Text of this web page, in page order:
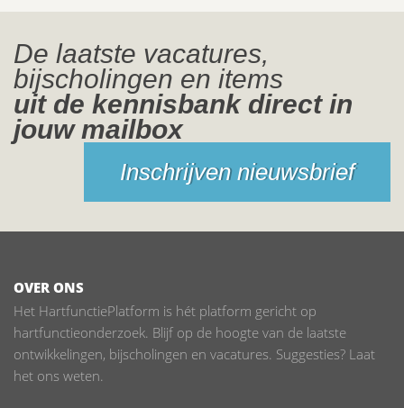
De laatste vacatures,
bijscholingen en items
uit de kennisbank direct in
jouw mailbox
Inschrijven nieuwsbrief
OVER ONS
Het HartfunctiePlatform is hét platform gericht op
hartfunctieonderzoek. Blijf op de hoogte van de laatste
ontwikkelingen, bijscholingen en vacatures. Suggesties? Laat
het ons weten.